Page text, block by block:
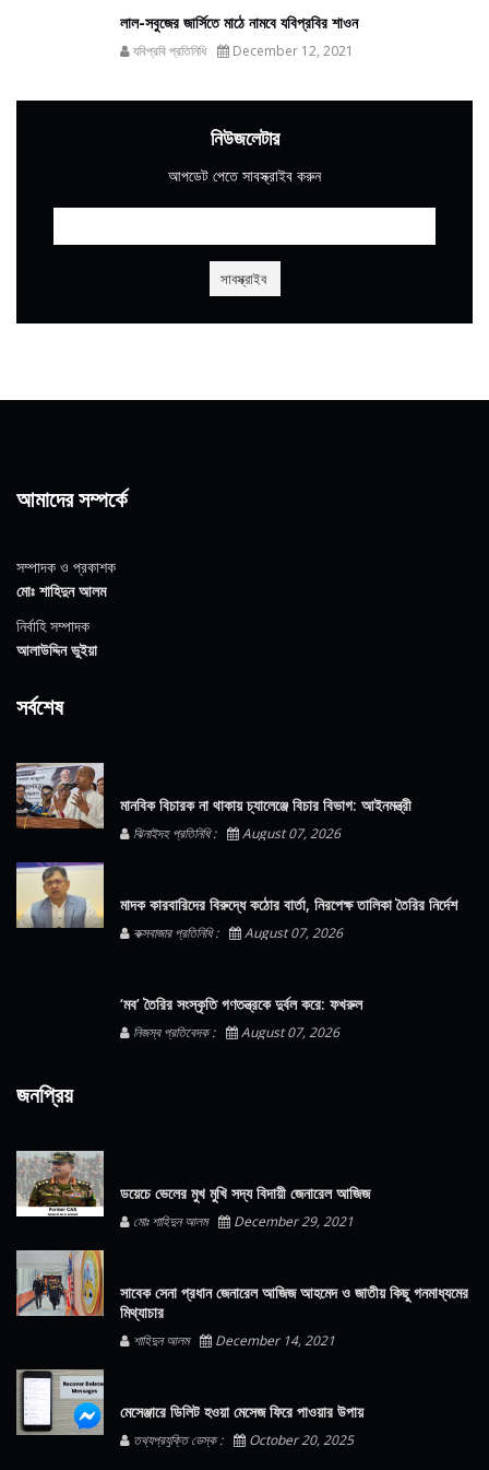
লাল-সবুজের জার্সিতে মাঠে নামবে যবিপ্রবির শাওন
যবিপ্রবি প্রতিনিধি December 12, 2021
নিউজলেটার
আপডেট পেতে সাবস্ক্রাইব করুন
আমাদের সম্পর্কে
সম্পাদক ও প্রকাশক
মোঃ শাহিদুন আলম
নির্বাহি সম্পাদক
আলাউদ্দিন ভুইয়া
সর্বশেষ
মানবিক বিচারক না থাকায় চ্যালেঞ্জে বিচার বিভাগ: আইনমন্ত্রী
ঝিনাইদহ প্রতিনিধি : August 07, 2026
মাদক কারবারিদের বিরুদ্ধে কঠোর বার্তা, নিরপেক্ষ তালিকা তৈরির নির্দেশ
কক্সবাজার প্রতিনিধি : August 07, 2026
‘মব’ তৈরির সংস্কৃতি গণতন্ত্রকে দুর্বল করে: ফখরুল
নিজস্ব প্রতিবেদক : August 07, 2026
জনপ্রিয়
ডয়েচে ভেলের মুখ মুখি সদ্য বিদায়ী জেনারেল আজিজ
মোঃ শাহিদুন আলম December 29, 2021
সাবেক সেনা প্রধান জেনারেল আজিজ আহমেদ ও জাতীয় কিছু গনমাধ্যমের
মিথ্যাচার
শাহিদুন আলম December 14, 2021
মেসেঞ্জারে ডিলিট হওয়া মেসেজ ফিরে পাওয়ার উপায়
তথ্যপ্রযুক্তি ডেস্ক : October 20, 2025